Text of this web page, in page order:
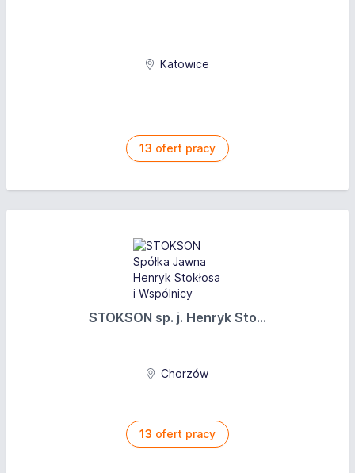
Katowice
13 ofert pracy
STOKSON sp. j. Henryk Sto...
Chorzów
13 ofert pracy